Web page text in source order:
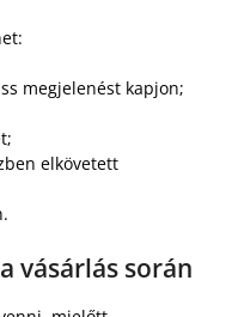
megjelenést kapjon;
elkövetett
vásárlás során